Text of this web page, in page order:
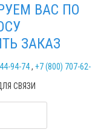
ВАС ПО
ЗАКАЗ
94-74, +7 (800) 707-62-
СВЯЗИ